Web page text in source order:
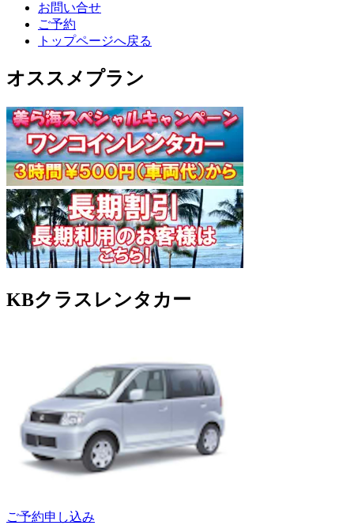
お問い合せ
ご予約
トップページへ戻る
オススメプラン
KBクラスレンタカー
ご予約申し込み